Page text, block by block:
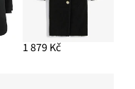
1 879 Kč